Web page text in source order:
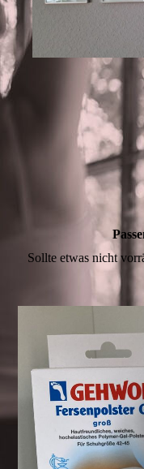
Sollte etwas nicht